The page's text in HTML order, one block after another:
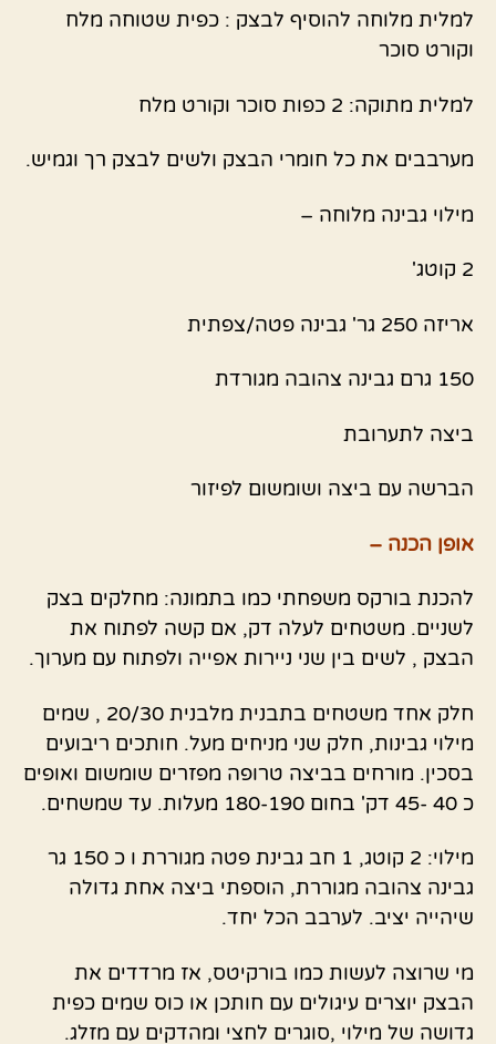
למלית מלוחה להוסיף לבצק : כפית שטוחה מלח
וקורט סוכר
למלית מתוקה: 2 כפות סוכר וקורט מלח
מערבבים את כל חומרי הבצק ולשים לבצק רך וגמיש.
מילוי גבינה מלוחה –
2 קוטג'
אריזה 250 גר' גבינה פטה/צפתית
150 גרם גבינה צהובה מגורדת
ביצה לתערובת
הברשה עם ביצה ושומשום לפיזור
אופן הכנה –
להכנת בורקס משפחתי כמו בתמונה: מחלקים בצק
לשניים. משטחים לעלה דק, אם קשה לפתוח את
הבצק , לשים בין שני ניירות אפייה ולפתוח עם מערוך.
חלק אחד משטחים בתבנית מלבנית 20/30 , שמים
מילוי גבינות, חלק שני מניחים מעל. חותכים ריבועים
בסכין. מורחים בביצה טרופה מפזרים שומשום ואופים
כ 40 -45 דק' בחום 180-190 מעלות. עד שמשחים.
מילוי: 2 קוטג, 1 חב גבינת פטה מגוררת ו כ 150 גר
גבינה צהובה מגוררת, הוספתי ביצה אחת גדולה
שיהייה יציב. לערבב הכל יחד.
מי שרוצה לעשות כמו בורקיטס, אז מרדדים את
הבצק יוצרים עיגולים עם חותכן או כוס שמים כפית
גדושה של מילוי ,סוגרים לחצי ומהדקים עם מזלג.